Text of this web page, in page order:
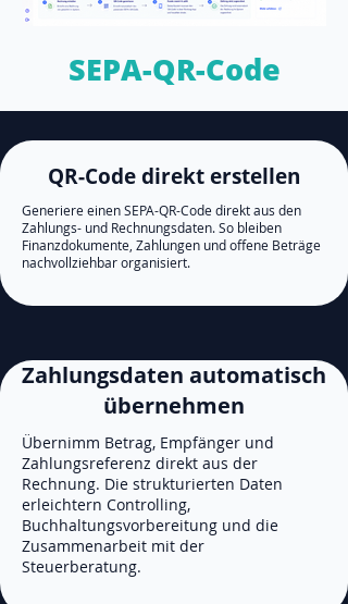
SEPA-QR-Code
QR-Code direkt erstellen
Generiere einen SEPA-QR-Code direkt aus den
Zahlungs- und Rechnungsdaten. So bleiben
Finanzdokumente, Zahlungen und offene Beträge
nachvollziehbar organisiert.
Zahlungsdaten automatisch
übernehmen
Übernimm Betrag, Empfänger und
Zahlungsreferenz direkt aus der
Rechnung. Die strukturierten Daten
erleichtern Controlling,
Buchhaltungsvorbereitung und die
Zusammenarbeit mit der
Steuerberatung.